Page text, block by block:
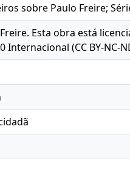
sobre Paulo Freire;
Esta obra está
Internacional (CC BY-NC-